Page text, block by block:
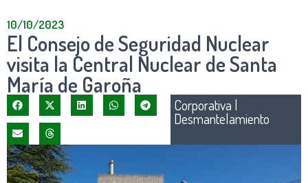
10/10/2023
El Consejo de Seguridad Nuclear
visita la Central Nuclear de Santa
María de Garoña
Corporativa |
Desmantelamiento